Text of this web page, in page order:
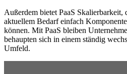
Außerdem bietet PaaS Skalierbarkeit,
aktuellem Bedarf einfach
können. Mit PaaS bleiben
behaupten sich in einem ständig
Umfeld.